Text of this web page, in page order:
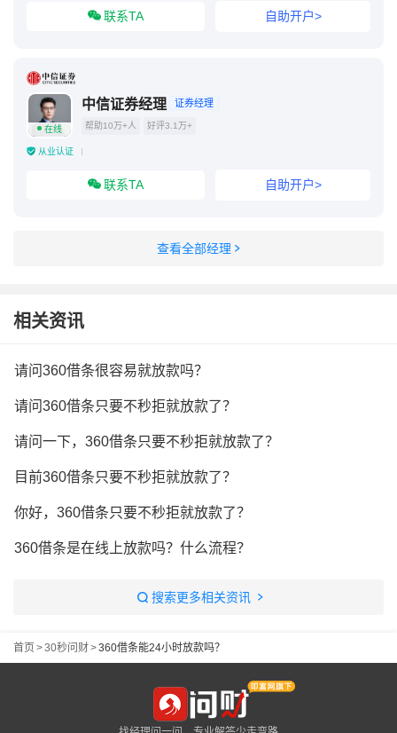
联系TA 自助开户>
在线
中信证券经理 证券经理
帮助10万+人 好评3.1万+
从业认证
联系TA 自助开户>
查看全部经理
相关资讯
请问360借条很容易就放款吗？
请问360借条只要不秒拒就放款了？
请问一下，360借条只要不秒拒就放款了？
目前360借条只要不秒拒就放款了？
你好，360借条只要不秒拒就放款了？
360借条是在线上放款吗？什么流程？
搜索更多相关资讯
首页 >30秒问财>360借条能24小时放款吗？